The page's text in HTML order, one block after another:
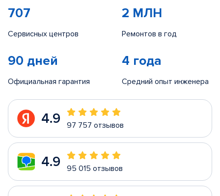
707
Сервисных центров
2 МЛН
Ремонтов в год
90 дней
Официальная гарантия
4 года
Средний опыт инженера
4.9 97 757 отзывов
4.9 95 015 отзывов